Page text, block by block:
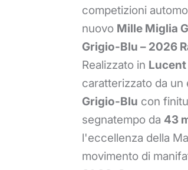
competizioni
nuovo Mille Miglia
Grigio-Blu – 2026
Realizzato in
caratterizzato da un
Grigio-Blu con
segnatempo da 43
l'eccellenza della
movimento di